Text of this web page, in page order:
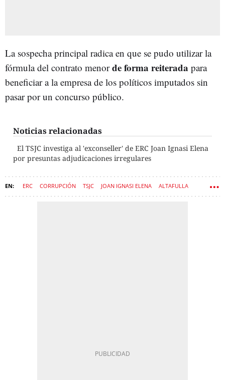
La sospecha principal radica en que se pudo utilizar la
fórmula del contrato menorde forma reiterada para
beneficiar a la empresa de los políticos imputados sin
pasar por un concurso público.
Noticias relacionadas
El TSJC investiga al 'exconseller' de ERC Joan Ignasi Elena
por presuntas adjudicaciones irregulares
ERC CORRUPCIÓN TSJC JOAN IGNASI ELENA ALTAFULLA